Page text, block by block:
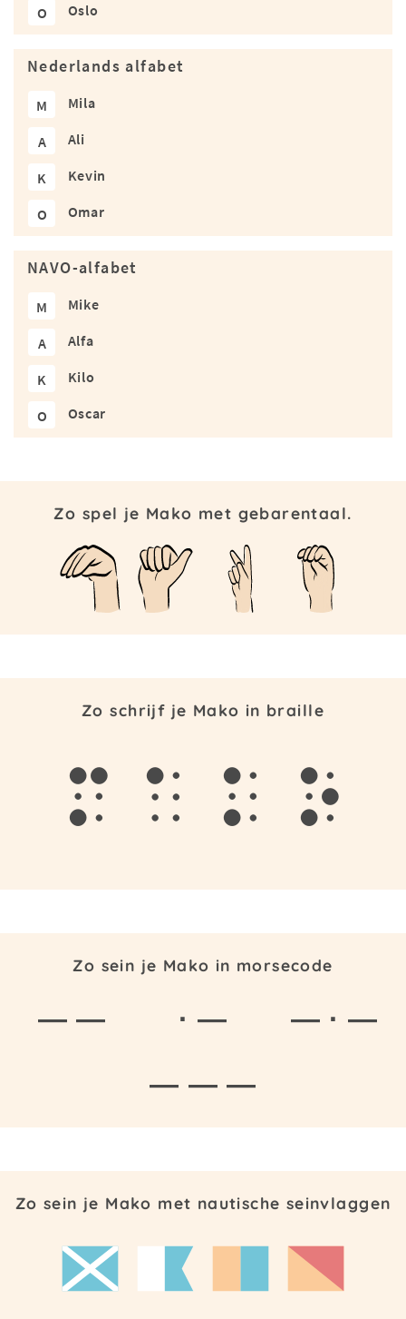
O Oslo
Nederlands alfabet
M Mila
A Ali
K Kevin
O Omar
NAVO-alfabet
M Mike
A Alfa
K Kilo
O Oscar
Zo spel je Mako met gebarentaal.
Zo schrijf je Mako in braille
m a k o
Zo sein je Mako in morsecode
— — · —
— · —
— — —
Zo sein je Mako met nautische seinvlaggen